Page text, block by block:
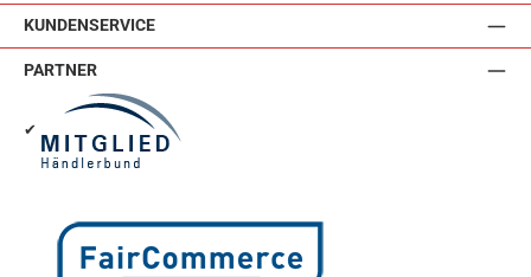
KUNDENSERVICE
PARTNER
✔